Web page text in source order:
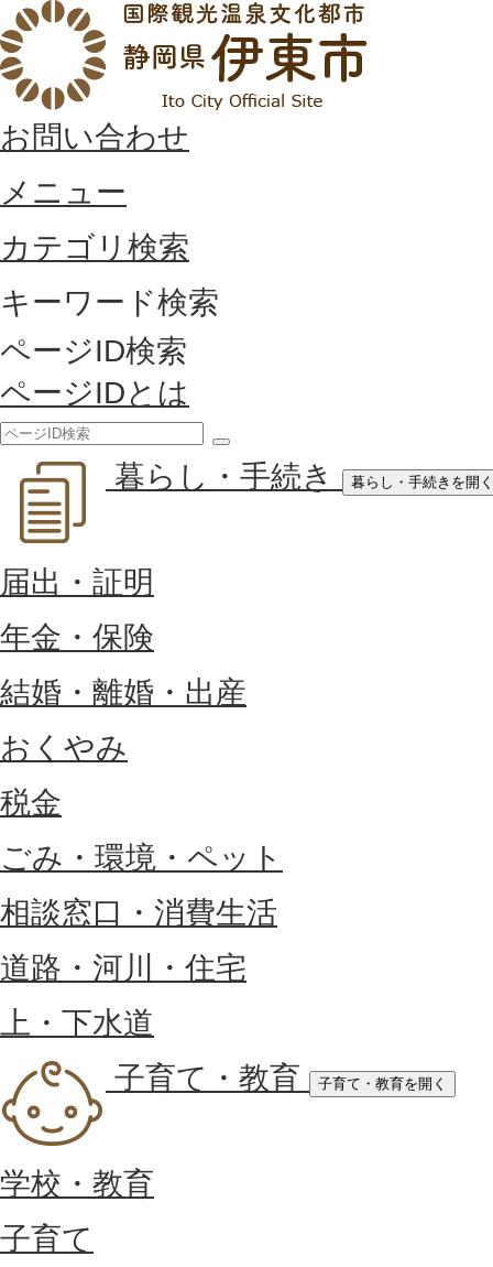
お問い合わせ
メニュー
カテゴリ検索
キーワード検索
ページID検索
ページIDとは
索
暮らし・手続き 暮らし・手続きを開く
届出・証明
年金・保険
結婚・離婚・出産
おくやみ
税金
ごみ・環境・ペット
相談窓口・消費生活
道路・河川・住宅
上・下水道
子育て・教育
子育て・教育を開く
学校・教育
子育て